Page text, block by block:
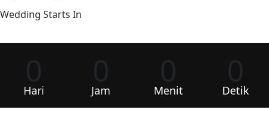
Wedding Starts In
0
Hari 0
Jam 0
Menit 0
Detik